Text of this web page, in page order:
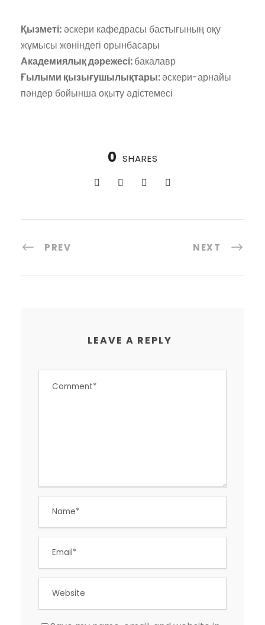
Қызметі:әскери кафедрасы бастығының оқу
жұмысы жөніндегі орынбасары
Академиялық дәрежесі:бакалавр
Ғылыми қызығушылықтары:әскери-арнайы
пәндер бойынша оқыту әдістемесі
0 SHARES
PREV NEXT
LEAVE A REPLY